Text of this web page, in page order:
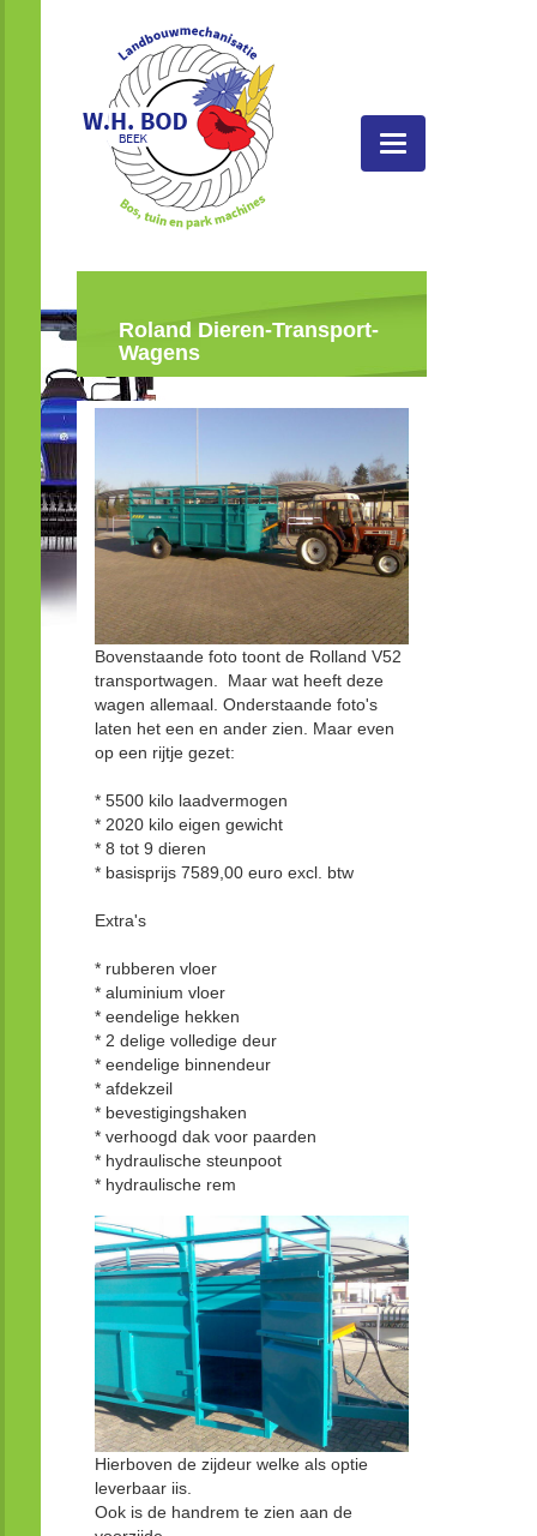
Toggle
navigatie
Roland Dieren-Transport-
Wagens
Bovenstaande foto toont de Rolland V52
transportwagen. Maar wat heeft deze
wagen allemaal. Onderstaande foto's
laten het een en ander zien. Maar even
op een rijtje gezet:
* 5500 kilo laadvermogen
* 2020 kilo eigen gewicht
* 8 tot 9 dieren
* basisprijs 7589,00 euro excl. btw
Extra's
* rubberen vloer
* aluminium vloer
* eendelige hekken
* 2 delige volledige deur
* eendelige binnendeur
* afdekzeil
* bevestigingshaken
* verhoogd dak voor paarden
* hydraulische steunpoot
* hydraulische rem
Hierboven de zijdeur welke als optie
leverbaar iis.
Ook is de handrem te zien aan de